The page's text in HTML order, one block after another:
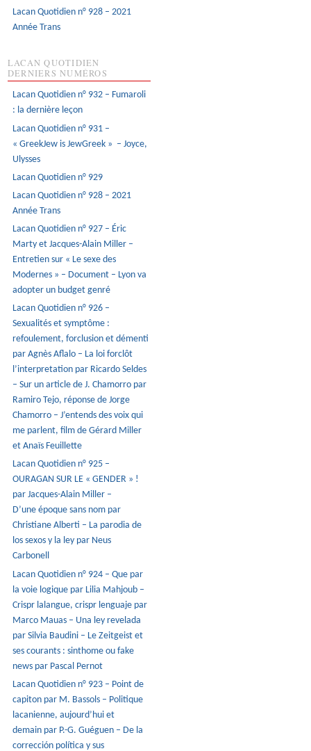
Lacan Quotidien n° 928 – 2021
Année Trans
LACAN QUOTIDIEN
DERNIERS NUMÉROS
Lacan Quotidien n° 932 – Fumaroli
: la dernière leçon
Lacan Quotidien n° 931 –
« GreekJew is JewGreek » – Joyce,
Ulysses
Lacan Quotidien n° 929
Lacan Quotidien n° 928 – 2021
Année Trans
Lacan Quotidien n° 927 – Éric
Marty et Jacques-Alain Miller –
Entretien sur « Le sexe des
Modernes » – Document – Lyon va
adopter un budget genré
Lacan Quotidien n° 926 –
Sexualités et symptôme :
refoulement, forclusion et démenti
par Agnès Aflalo – La loi forclôt
l’interpretation par Ricardo Seldes
– Sur un article de J. Chamorro par
Ramiro Tejo, réponse de Jorge
Chamorro – J’entends des voix qui
me parlent, film de Gérard Miller
et Anaïs Feuillette
Lacan Quotidien n° 925 –
OURAGAN SUR LE « GENDER » !
par Jacques-Alain Miller –
D’une époque sans nom par
Christiane Alberti – La parodia de
los sexos y la ley par Neus
Carbonell
Lacan Quotidien n° 924 – Que par
la voie logique par Lilia Mahjoub –
Crispr lalangue, crispr lenguaje par
Marco Mauas – Una ley revelada
par Silvia Baudini – Le Zeitgeist et
ses courants : sinthome ou fake
news par Pascal Pernot
Lacan Quotidien n° 923 – Point de
capiton par M. Bassols – Politique
lacanienne, aujourd’hui et
demain par P.-G. Guéguen – De la
corrección política y sus